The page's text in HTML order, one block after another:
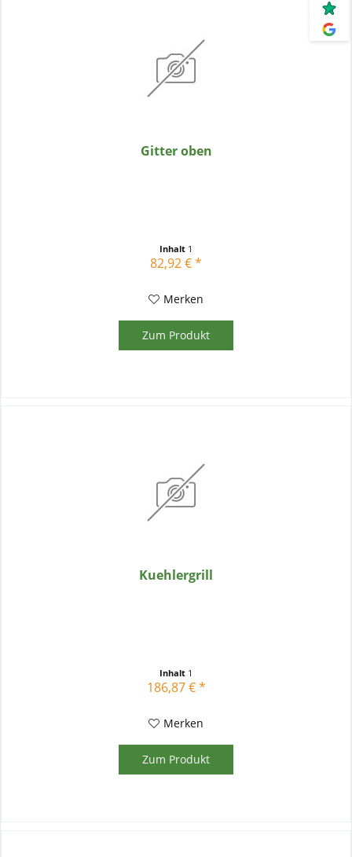
Gitter oben
Inhalt 1
82,92 € *
Merken
Zum Produkt
Kuehlergrill
Inhalt 1
186,87 € *
Merken
Zum Produkt